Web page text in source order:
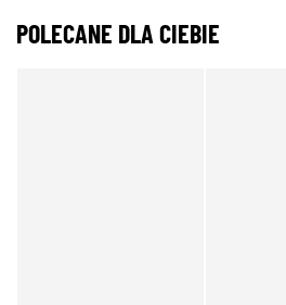
POLECANE DLA CIEBIE